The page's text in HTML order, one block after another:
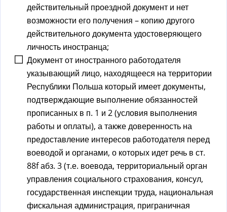
действительный проездной документ и нет
возможности его получения – копию другого
действительного документа удостоверяющего
личность иностранца;
Документ от иностранного работодателя
указывающий лицо, находящееся на территории
Республики Польша который имеет документы,
подтверждающие выполнение обязанностей
прописанных в п. 1 и 2 (условия выполнения
работы и оплаты), а также доверенность на
предоставление интересов работодателя перед
воеводой и органами, о которых идет речь в ст.
88f абз. 3 (т.е. воевода, территориальный орган
управления социального страхования, консул,
государственная инспекции труда, национальная
фискальная администрация, приграничная